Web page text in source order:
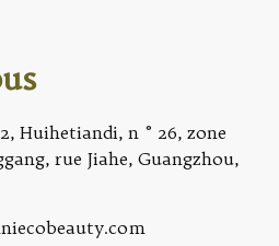
Huihetiandi, n ° 26, zone
rue Jiahe, Guangzhou,